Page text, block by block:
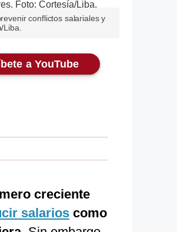
conflictos salariales y
a YouTube
creciente
salarios como